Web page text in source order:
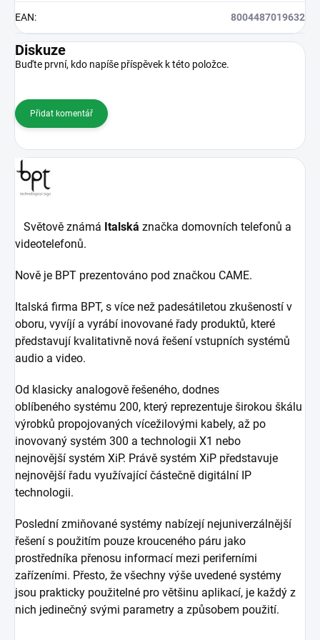
EAN: 8004487019632
Diskuze
Buďte první, kdo napíše příspěvek k této položce.
Přidat komentář
Světově známá Italská značka domovních telefonů a
videotelefonů.
Nově je BPT prezentováno pod značkou CAME.
Italská firma BPT, s více než padesátiletou zkušeností v
oboru, vyvíjí a vyrábí inovované řady produktů, které
představují kvalitativně nová řešení vstupních systémů
audio a video.
Od klasicky analogově řešeného, dodnes
oblíbeného systému 200, který reprezentuje širokou škálu
výrobků propojovaných vícežilovými kabely, až po
inovovaný systém 300 a technologii X1 nebo
nejnovější systém XiP. Právě systém XiP představuje
nejnovější řadu využívající částečně digitální IP
technologii.
Poslední zmiňované systémy nabízejí nejuniverzálnější
řešení s použitím pouze krouceného páru jako
prostředníka přenosu informací mezi periferními
zařízeními. Přesto, že všechny výše uvedené systémy
jsou prakticky použitelné pro většinu aplikací, je každý z
nich jedinečný svými parametry a způsobem použití.